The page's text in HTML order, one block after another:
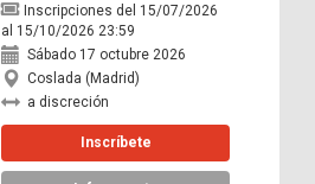
Inscripciones del 15/07/2026
al 15/10/2026 23:59
Sábado 17 octubre 2026
Coslada (Madrid)
a discreción
Inscríbete